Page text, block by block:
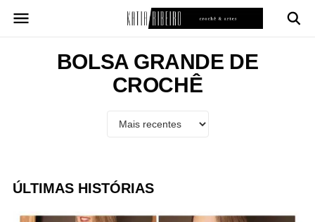
para
BOLSA GRANDE DE
CROCHÊ
ÚLTIMAS HISTÓRIAS